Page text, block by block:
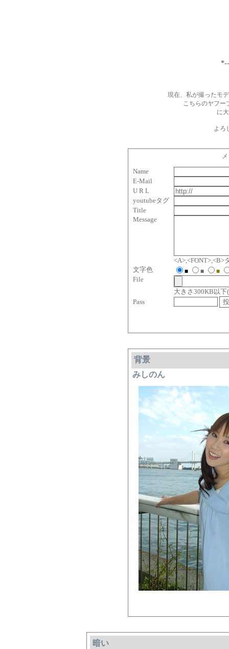
現在、私が撮ったモ
こちらのヤフ
に
よろ
Name
E-Mail
U R L
youtubeタグ
Title
Message
<A>,<FONT>,<B>
文字色
■ ■ ■
File
大きさ300KB以下
Pass
背景
みしのん
暗い